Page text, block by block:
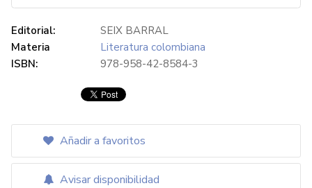
Editorial:
SEIX BARRAL
Materia
Literatura colombiana
ISBN:
978-958-42-8584-3
Añadir a favoritos
Avisar disponibilidad